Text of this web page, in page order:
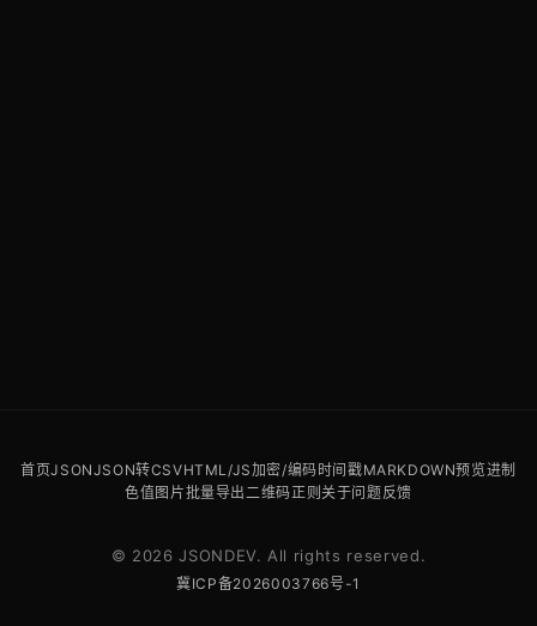
首页JSONJSON转CSVHTML/JS加密/编码时间戳MARKDOWN预览进制
色值 图片批量导出二维码正则关于问题反馈
© 2026 JSONDEV. All rights reserved.
冀ICP备2026003766号-1